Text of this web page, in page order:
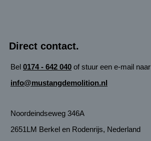
Direct contact.
Bel 0174 - 642 040 of stuur een e-mail naar
info@mustangdemolition.nl
Noordeindseweg 346A
2651LM Berkel en Rodenrijs, Nederland